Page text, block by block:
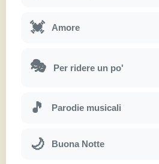
💓 Amore
🎭 Per ridere un po'
🎵 Parodie musicali
🌙 Buona Notte